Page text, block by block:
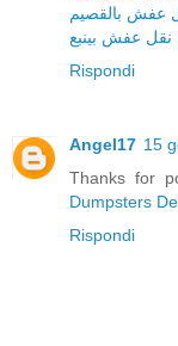
عفش بالقصيم
عفش بينبع
Rispondi
Angel17 15
Thanks for
Dumpsters
Rispondi